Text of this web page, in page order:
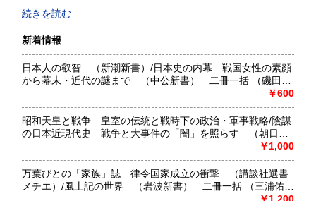
山口県
香川県
高知県 600円 福岡県 600円
佐賀県 600円 長崎県 600円
熊本県 600円 大分県 600円
宮崎県 600円 鹿児島県 600円
オンライン目録「ふるほん」開設中
美術書、思想、翻訳書から古マンガ・写真集まで
沿線名：地下鉄東西線
最寄駅：西28丁目駅
営業時間：-
定休日：日曜日
書籍の買取について
-
取り扱い分野
哲学宗教、社会科学、美術工芸、国語国文、外国文学
続きを読む
新着情報
日本人の叡智 （新潮新書）/日本史の内幕 戦国女性の素顔
から幕末・近代の謎まで （中公新書） 二冊一括 （磯田道
￥600
昭和天皇と戦争 皇室の伝統と戦時下の政治・軍事戦略/陰謀
の日本近現代史 戦争と大事件の「闇」を照らす （朝日新
阪正康・解説/保阪正康）
￥1,000
万葉びとの「家族」誌 律令国家成立の衝撃 （講談社選書
メチエ）/風土記の世界 （岩波新書） 二冊一括 （三浦佑之